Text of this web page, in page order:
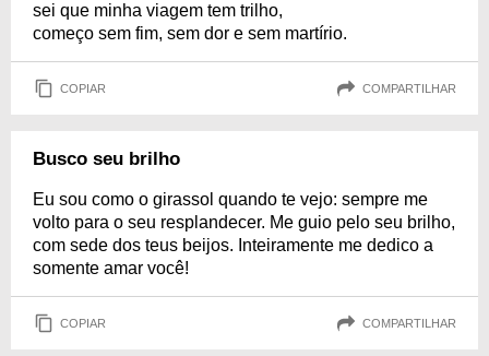
sei que minha viagem tem trilho,
começo sem fim, sem dor e sem martírio.
COPIAR COMPARTILHAR
Busco seu brilho
Eu sou como o girassol quando te vejo: sempre me
volto para o seu resplandecer. Me guio pelo seu brilho,
com sede dos teus beijos. Inteiramente me dedico a
somente amar você!
COPIAR COMPARTILHAR